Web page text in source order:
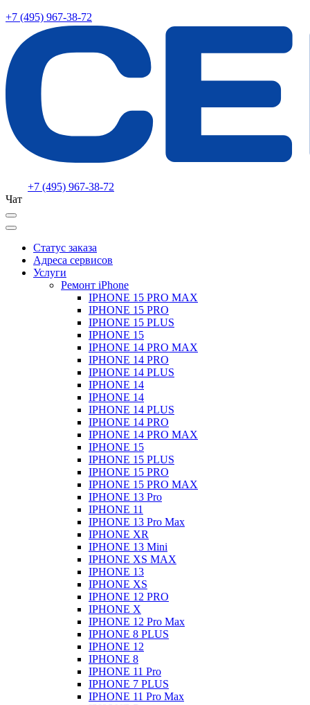
+7 (495) 967-38-72
+7 (495) 967-38-72
Чат
Статус заказа
Адреса сервисов
Услуги
Ремонт iPhone
IPHONE 15 PRO MAX
IPHONE 15 PRO
IPHONE 15 PLUS
IPHONE 15
IPHONE 14 PRO MAX
IPHONE 14 PRO
IPHONE 14 PLUS
IPHONE 14
IPHONE 14
IPHONE 14 PLUS
IPHONE 14 PRO
IPHONE 14 PRO MAX
IPHONE 15
IPHONE 15 PLUS
IPHONE 15 PRO
IPHONE 15 PRO MAX
IPHONE 13 Pro
IPHONE 11
IPHONE 13 Pro Max
IPHONE XR
IPHONE 13 Mini
IPHONE XS MAX
IPHONE 13
IPHONE XS
IPHONE 12 PRO
IPHONE X
IPHONE 12 Pro Max
IPHONE 8 PLUS
IPHONE 12
IPHONE 8
IPHONE 11 Pro
IPHONE 7 PLUS
IPHONE 11 Pro Max